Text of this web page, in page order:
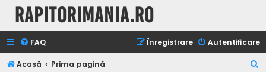
Rapitorimania.ro
FAQ Autentificare
Înregistrare
Acasă Prima pagină